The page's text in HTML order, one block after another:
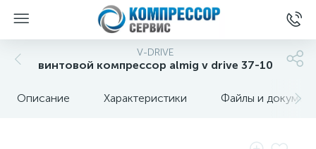
V-DRIVE
винтовой компрессор almig v drive 37-10
Описание Характеристики Файлы и